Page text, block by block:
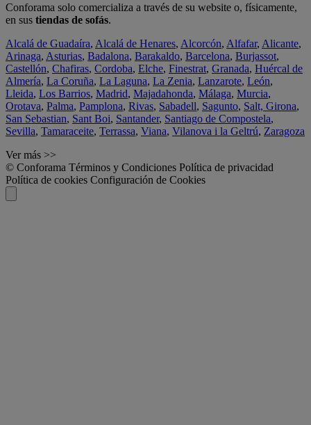
Conforama solo comercializa a través de su website o, físicamente,
en sus tiendas de sofás.
Alcalá de Guadaíra, Alcalá de Henares, Alcorcón, Alfafar, Alicante,
Arinaga, Asturias, Badalona, Barakaldo, Barcelona, Burjassot,
Castellón, Chafiras, Cordoba, Elche, Finestrat, Granada, Huércal de
Almería, La Coruña, La Laguna, La Zenia, Lanzarote, León,
Lleida, Los Barrios, Madrid, Majadahonda, Málaga, Murcia,
Orotava, Palma, Pamplona, Rivas, Sabadell, Sagunto, Salt, Girona,
San Sebastian, Sant Boi, Santander, Santiago de Compostela,
Sevilla, Tamaraceite, Terrassa, Viana, Vilanova i la Geltrú, Zaragoza
Ver más >>
© Conforama Términos y Condiciones Política de privacidad
Política de cookies Configuración de Cookies